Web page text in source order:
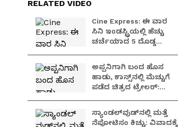
RELATED VIDEO
Cine Express: ಈ ವಾರ
ಸಿನಿ ಇಂಡಸ್ಟ್ರಿಯಲ್ಲಿ ಹೆಚ್ಚು
ಚರ್ಚೆಯಾದ 5 ದೊಡ್ಡ
ಅಪ್ಪನಿಗಾಗಿ ಬಂದ ಹೊಸ
ಹಾಡು, ಕಾನ್ಸ್‌ನಲ್ಲಿ ಮೆಚ್ಚುಗೆ
ಪಡೆದ ಚಿತ್ರದ ಟ್ರೇಲರ್:
ಸ್ಯಾಂಡಲ್​ವುಡ್​ನಲ್ಲಿ ಮತ್ತೆ
ನೆಪೋಟಿಸಂ ಕಿಚ್ಚು: ವಿವಾದಕ್ಕೆ